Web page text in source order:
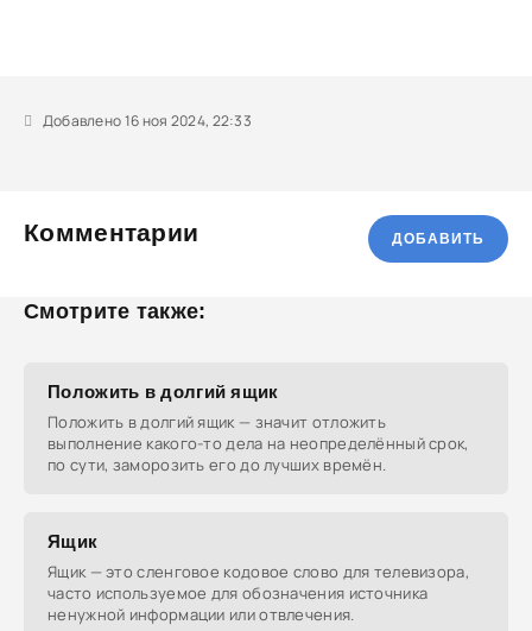
Добавлено 16 ноя 2024, 22:33
Комментарии ДОБАВИТЬ
Смотрите также:
Положить в долгий ящик
Положить в долгий ящик — значит отложить
выполнение какого-то дела на неопределённый срок,
по сути, заморозить его до лучших времён.
Ящик
Ящик — это сленговое кодовое слово для телевизора,
часто используемое для обозначения источника
ненужной информации или отвлечения.